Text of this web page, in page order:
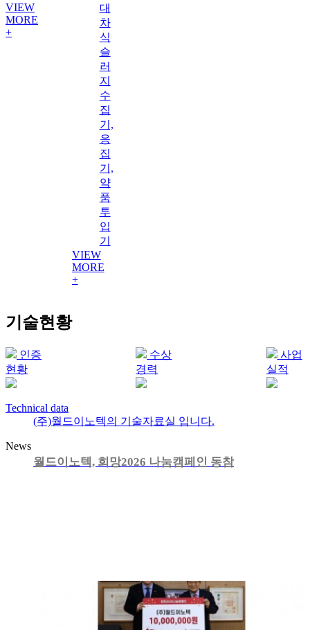
VIEW
MORE
+
대
차
식
슬
러
지
수
집
기,
응
집
기,
약
품
투
입
기
VIEW
MORE
+
기술현황
인증
현황
수상
경력
사업
실적
Technical data
(주)월드이노텍의 기술자료실 입니다.
News
월드이노텍, 희망2026 나눔캠페인 동참